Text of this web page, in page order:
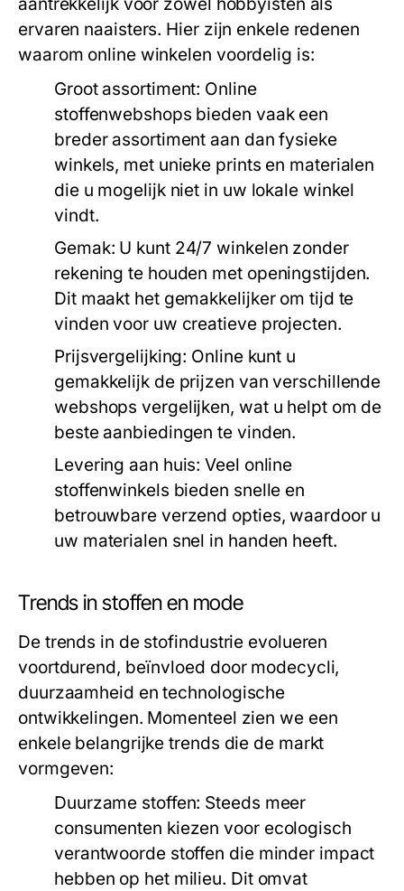
aantrekkelijk voor zowel hobbyisten als
ervaren naaisters. Hier zijn enkele redenen
waarom online winkelen voordelig is:
Groot assortiment: Online
stoffenwebshops bieden vaak een
breder assortiment aan dan fysieke
winkels, met unieke prints en materialen
die u mogelijk niet in uw lokale winkel
vindt.
Gemak: U kunt 24/7 winkelen zonder
rekening te houden met openingstijden.
Dit maakt het gemakkelijker om tijd te
vinden voor uw creatieve projecten.
Prijsvergelijking: Online kunt u
gemakkelijk de prijzen van verschillende
webshops vergelijken, wat u helpt om de
beste aanbiedingen te vinden.
Levering aan huis: Veel online
stoffenwinkels bieden snelle en
betrouwbare verzend opties, waardoor u
uw materialen snel in handen heeft.
Trends in stoffen en mode
De trends in de stofindustrie evolueren
voortdurend, beïnvloed door modecycli,
duurzaamheid en technologische
ontwikkelingen. Momenteel zien we een
enkele belangrijke trends die de markt
vormgeven:
Duurzame stoffen: Steeds meer
consumenten kiezen voor ecologisch
verantwoorde stoffen die minder impact
hebben op het milieu. Dit omvat